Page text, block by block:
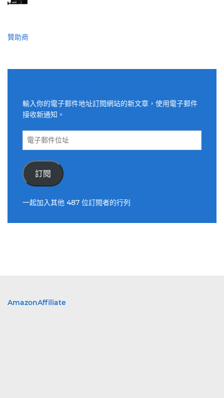
贊助商
輸入你的電子郵件地址訂閱網站的新文章，使用電子郵件
接收新通知。
電
件
位
訂閱
一起加入其他 487 位訂閱者的行列
AmazonAffiliate